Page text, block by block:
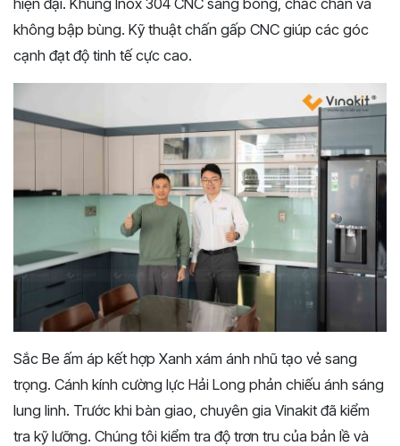
hiện đại. Khung Inox 304 CNC sáng bóng, chắc chắn và
không bập bùng. Kỹ thuật chấn gấp CNC giúp các góc
cạnh đạt độ tinh tế cực cao.
Sắc Be ấm áp kết hợp Xanh xám ánh nhũ tạo vẻ sang
trọng. Cánh kính cường lực Hải Long phản chiếu ánh sáng
lung linh. Trước khi bàn giao, chuyên gia Vinakit đã kiểm
tra kỹ lưỡng. Chúng tôi kiểm tra độ trơn tru của bản lề và